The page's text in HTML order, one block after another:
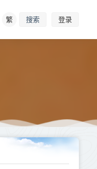
繁 搜索 登录